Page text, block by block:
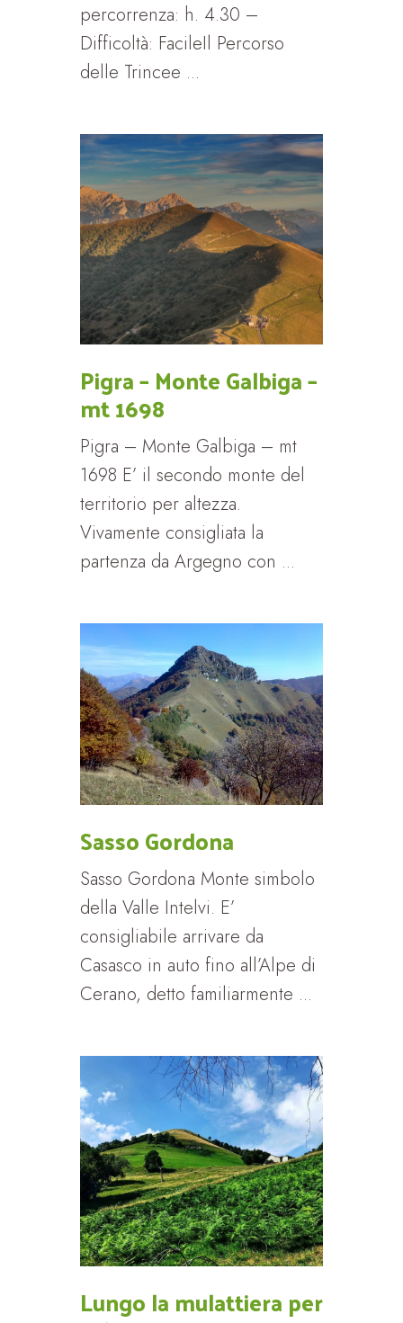
percorrenza: h. 4.30 –
Difficoltà: FacileIl Percorso
delle Trincee ...
Pigra – Monte Galbiga –
mt 1698
Pigra – Monte Galbiga – mt
1698 E’ il secondo monte del
territorio per altezza.
Vivamente consigliata la
partenza da Argegno con ...
Sasso Gordona
Sasso Gordona Monte simbolo
della Valle Intelvi. E’
consigliabile arrivare da
Casasco in auto fino all’Alpe di
Cerano, detto familiarmente ...
Lungo la mulattiera per